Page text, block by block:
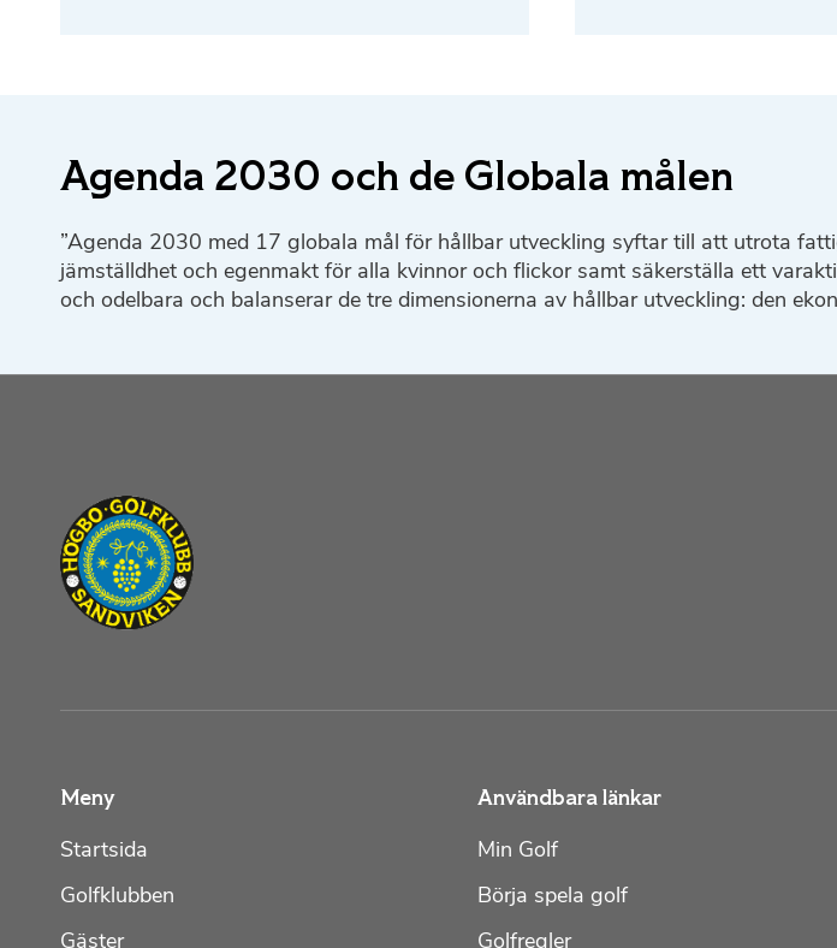
Agenda 2030 och de Globala målen
”Agenda 2030 med 17 globala mål för hållbar utveckling syftar till att utrota
jämställdhet och egenmakt för alla kvinnor och flickor samt säkerställa ett
och odelbara och balanserar de tre dimensionerna av hållbar utveckling: den
Meny
Startsida
Golfklubben
Gäster
Användbara länkar
Min Golf
Börja spela golf
Golfregler